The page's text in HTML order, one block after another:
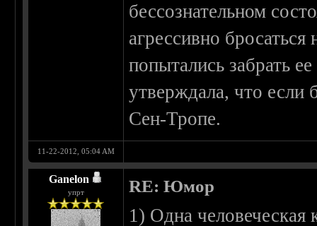
бессознательном
агрессивно
попытались забрать
утверждала, что если
Сен-Тропе.
11-22-2012, 05:04 AM
Ganelon
упрт RE: Юмор
1) Одна